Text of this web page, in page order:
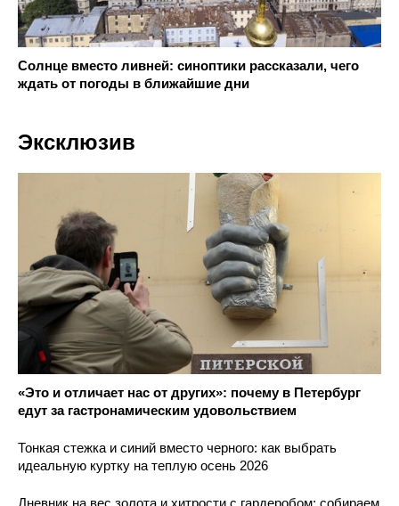
Солнце вместо ливней: синоптики рассказали, чего
ждать от погоды в ближайшие дни
Эксклюзив
«Это и отличает нас от других»: почему в Петербург
едут за гастронамическим удовольствием
Тонкая стежка и синий вместо черного: как выбрать
идеальную куртку на теплую осень 2026